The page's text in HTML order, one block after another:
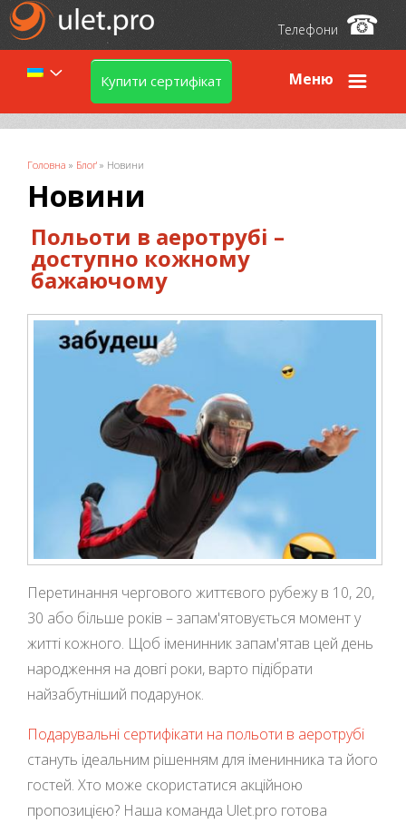
Телефони ☎
Купити сертифікат Меню
Ви є тут
Головна » Блоґ » Новини
Новини
Польоти в аеротрубі –
доступно кожному
бажаючому
Перетинання чергового життєвого рубежу в 10, 20,
30 або більше років – запам'ятовується момент у
житті кожного. Щоб іменинник запам'ятав цей день
народження на довгі роки, варто підібрати
найзабутніший подарунок.
Подарувальні сертифікати на польоти в аеротрубі
стануть ідеальним рішенням для іменинника та його
гостей. Хто може скористатися акційною
пропозицією? Наша команда Ulet.pro готова